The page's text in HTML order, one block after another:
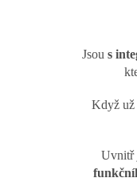
Jsou s
Když už
Uvnitř